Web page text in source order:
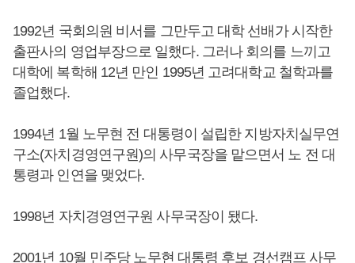
1992년 국회의원 비서를 그만두고 대학 선배가 시작한
출판사의 영업부장으로 일했다. 그러나 회의를 느끼고
대학에 복학해 12년 만인 1995년 고려대학교 철학과를
졸업했다.
1994년 1월 노무현 전 대통령이 설립한 지방자치실무연
구소(자치경영연구원)의 사무국장을 맡으면서 노 전 대
통령과 인연을 맺었다.
1998년 자치경영연구원 사무국장이 됐다.
2001년 10월 민주당 노무현 대통령 후보 경선캠프 사무